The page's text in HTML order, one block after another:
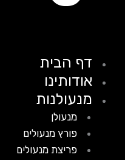
דף הבית
אודותינו
מנעולנות
מנעולן
פורץ מנעולים
פריצת מנעולים